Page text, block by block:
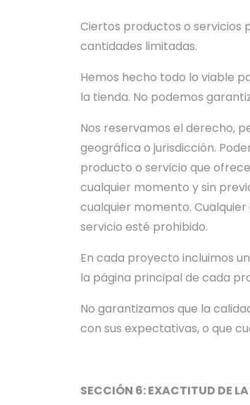
Ciertos productos o servicios
cantidades limitadas.
Hemos hecho todo lo viable
la tienda. No podemos
Nos reservamos el derecho,
geográfica o jurisdicción.
producto o servicio que
cualquier momento y sin
cualquier momento.
servicio esté prohibido.
En cada proyecto incluimos
la página principal de cada
No garantizamos que la
con sus expectativas, o que
SECCIÓN 6: EXACTITUD DE